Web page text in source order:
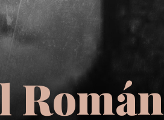
Román